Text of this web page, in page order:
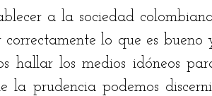
a la sociedad
correctamente lo que es bueno
hallar los medios idóneos
la prudencia podemos